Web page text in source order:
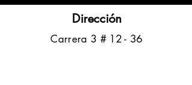
Dirección
​Carrera 3 # 12 - 36